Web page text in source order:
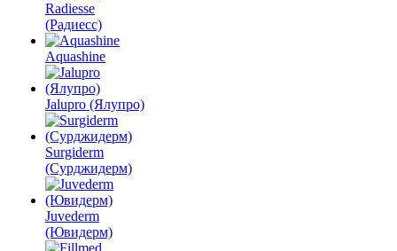
Radiesse
(Радиесс)
Aquashine
Jalupro (Ялупро)
Surgiderm
(Сурджидерм)
Juvederm
(Ювидерм)